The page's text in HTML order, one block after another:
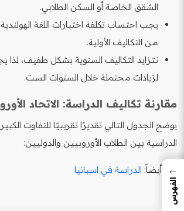
الشقق الخاصة أو السكن الطلابي.
يجب احتساب تكلفة اختبارات اللغة
من التكاليف الأولية.
تتزايد التكاليف السنوية بشكل طفيف،
لزيادات محتملة خلال السنوات الست.
مقارنة تكاليف الدراسة: الاتحاد
يوضح الجدول التالي تقديرًا تقريبيًا للتفاوت
الدراسية بين الطلاب الأوروبيين والدوليين:
اقرأ أيضاً: الدراسة في اسبانيا ←
الفهرس